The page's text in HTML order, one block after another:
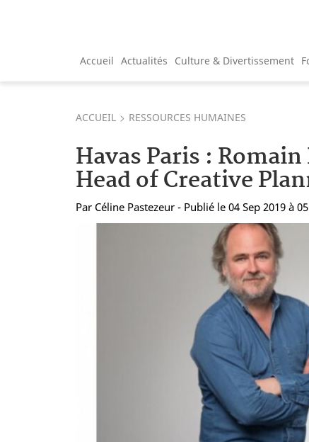
Accueil Actualités Culture & Divertissement
ACCUEIL RESSOURCES HUMAINES
Havas Paris :
Head of Creative
Par Céline Pastezeur - Publié le 04 Sep 2019 à